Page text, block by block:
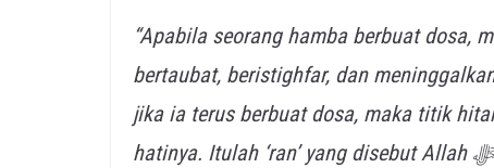
“Apabila seorang hamba berbuat
bertaubat, beristighfar, dan
jika ia terus berbuat dosa, maka titik
hatinya. Itulah ‘ran’ yang disebut Allah ﷻ dalam firman-Nya: Sekali-kali tidak! Bahkan apa